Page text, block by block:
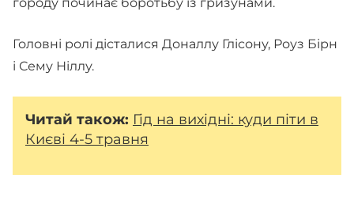
Головні ролі дісталися Доналлу Глісону, Роуз Бірн
і Сему Ніллу.
Читай також: Гід на вихідні: куди піти в
Києві 4-5 травня